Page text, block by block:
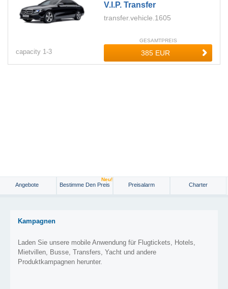
V.i.p. Transfer
transfer.vehicle.1605
capacity 1-3
GESAMTPREIS
Angebote Bestimme Den Preis
Neu!
Preisalarm Charter
Kampagnen
Laden Sie unsere mobile Anwendung für Flugtickets, Hotels,
Mietvillen, Busse, Transfers, Yacht und andere
Produktkampagnen herunter.